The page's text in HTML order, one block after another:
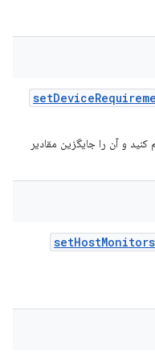
setDevice
کنید و آن را جایگزین مقادیر
setHostMonitors